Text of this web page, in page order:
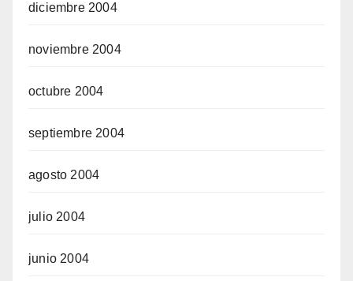
diciembre 2004
noviembre 2004
octubre 2004
septiembre 2004
agosto 2004
julio 2004
junio 2004